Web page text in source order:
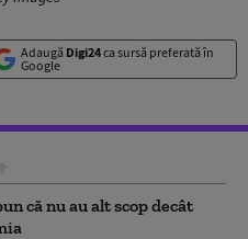
Adaugă Digi24ca sursă preferată în
Google
că nu au alt scop decât